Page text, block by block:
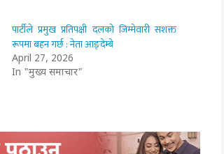
पार्टीले प्रमुख प्रतिपक्षी दलको जिम्मेवारी सशक्त
रूपमा बहन गर्छ : नेता आङ्देम्बे
April 27, 2026
In "मुख्य समाचार"